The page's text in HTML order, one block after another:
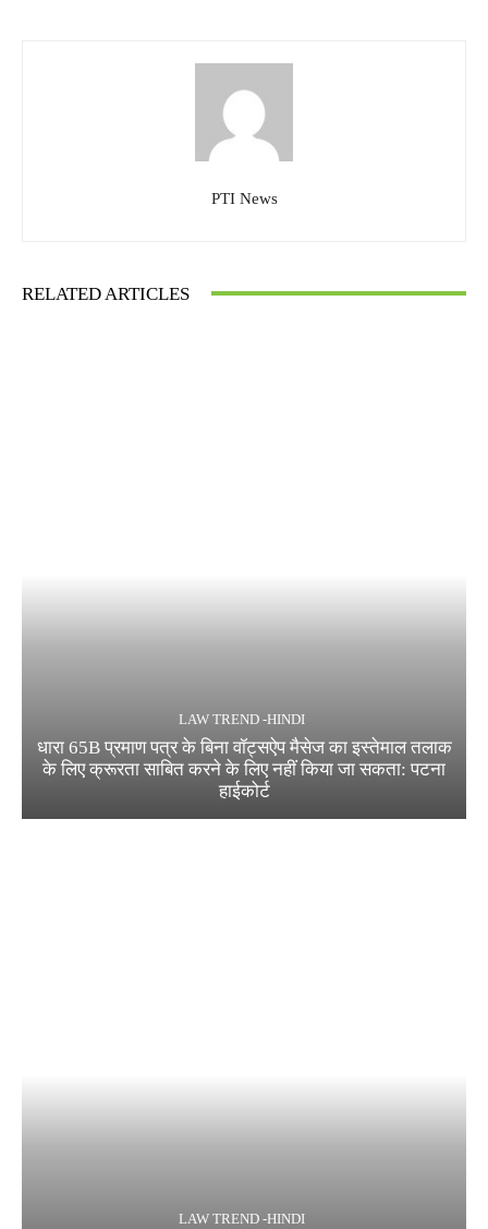
PTI News
RELATED ARTICLES
LAW TREND -HINDI
धारा 65B प्रमाण पत्र के बिना वॉट्सऐप मैसेज का इस्तेमाल तलाक
के लिए क्रूरता साबित करने के लिए नहीं किया जा सकता: पटना
हाईकोर्ट
LAW TREND -HINDI